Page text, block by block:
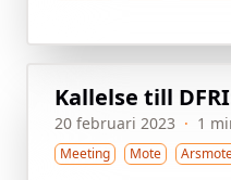
Kallelse till
20 februari 2023 · 1
Meeting Mote